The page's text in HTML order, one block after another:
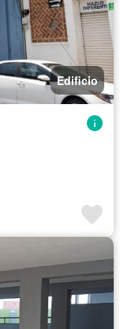
Edificio